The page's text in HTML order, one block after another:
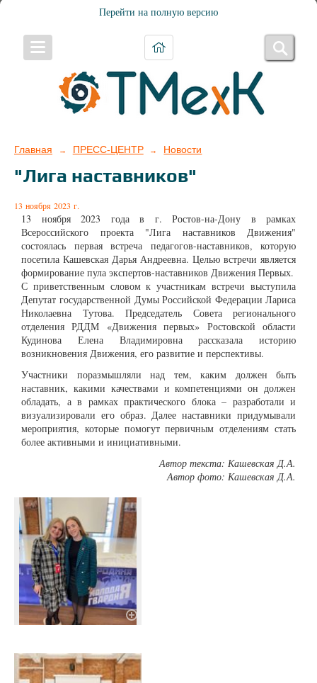
Перейти на полную версию
Главная → ПРЕСС-ЦЕНТР → Новости
"Лига наставников"
13 ноября 2023 г.
13 ноября 2023 года в г. Ростов-на-Дону в рамках
Всероссийского проекта "Лига наставников Движения"
состоялась первая встреча педагогов-наставников, которую
посетила Кашевская Дарья Андреевна. Целью встречи является
формирование пула экспертов-наставников Движения Первых.
С приветственным словом к участникам встречи выступила
Депутат государственной Думы Российской Федерации Лариса
Николаевна Тутова. Председатель Совета регионального
отделения РДДМ «Движения первых» Ростовской области
Кудинова Елена Владимировна рассказала историю
возникновения Движения, его развитие и перспективы.
Участники поразмышляли над тем, каким должен быть
наставник, какими качествами и компетенциями он должен
обладать, а в рамках практического блока – разработали и
визуализировали его образ. Далее наставники придумывали
мероприятия, которые помогут первичным отделениям стать
более активными и инициативными.
Автор текста: Кашевская Д.А.
Автор фото: Кашевская Д.А.